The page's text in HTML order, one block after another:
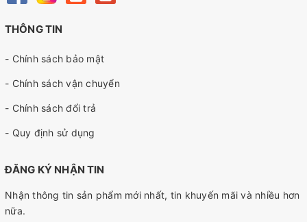
THÔNG TIN
- Chính sách bảo mật
- Chính sách vận chuyển
- Chính sách đổi trả
- Quy định sử dụng
ĐĂNG KÝ NHẬN TIN
Nhận thông tin sản phẩm mới nhất, tin khuyến mãi và nhiều hơn
nữa.